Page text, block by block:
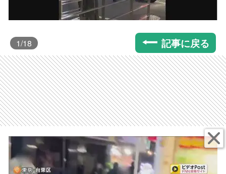
1/18 記事に戻る